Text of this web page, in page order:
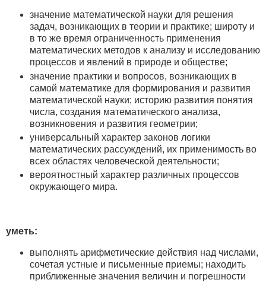
значение математической науки для решения
задач, возникающих в теории и практике; широту и
в то же время ограниченность применения
математических методов к анализу и исследованию
процессов и явлений в природе и обществе;
значение практики и вопросов, возникающих в
самой математике для формирования и развития
математической науки; историю развития понятия
числа, создания математического анализа,
возникновения и развития геометрии;
универсальный характер законов логики
математических рассуждений, их применимость во
всех областях человеческой деятельности;
вероятностный характер различных процессов
окружающего мира.
уметь:
выполнять арифметические действия над числами,
сочетая устные и письменные приемы; находить
приближенные значения величин и погрешности